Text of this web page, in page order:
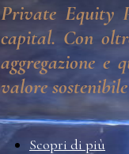
Private Equity
capital. Con
aggregazione e
valore
Scopri di più